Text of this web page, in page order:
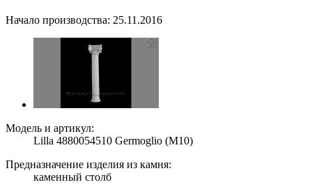
Начало производства: 25.11.2016
Модель и артикул:
Lilla 4880054510 Germoglio (M10)
Предназначение изделия из камня:
каменный столб